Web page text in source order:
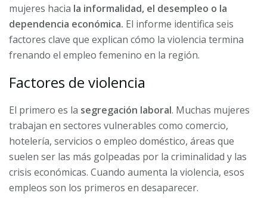
mujeres hacia la informalidad, el desempleo o la
dependencia económica. El informe identifica seis
factores clave que explican cómo la violencia termina
frenando el empleo femenino en la región.
Factores de violencia
El primero es la segregación laboral. Muchas mujeres
trabajan en sectores vulnerables como comercio,
hotelería, servicios o empleo doméstico, áreas que
suelen ser las más golpeadas por la criminalidad y las
crisis económicas. Cuando aumenta la violencia, esos
empleos son los primeros en desaparecer.